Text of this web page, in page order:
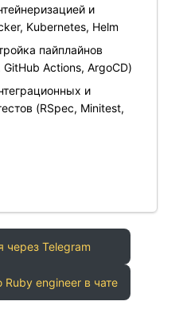
и
Kubernetes, Helm
пайплайнов
Actions, ArgoCD)
и
(RSpec, Minitest,
через Telegram
engineer в чате